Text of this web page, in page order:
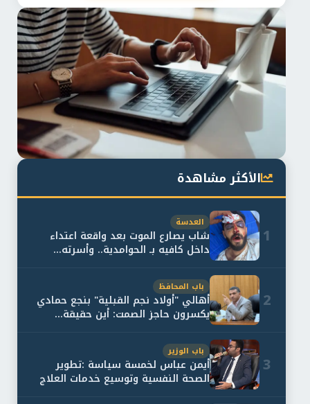
الأكثر مشاهدة
1
العدسة
شاب يصارع الموت بعد واقعة اعتداء
داخل كافيه بـ الحوامدية.. وأسرته...
2
باب المحافظ
أهالي "أولاد نجم القبلية" بنجع حمادي
يكسرون حاجز الصمت: أين حقيقة...
3
باب الوزير
أيمن عباس لخمسة سياسة :تطوير
الصحة النفسية وتوسيع خدمات العلاج